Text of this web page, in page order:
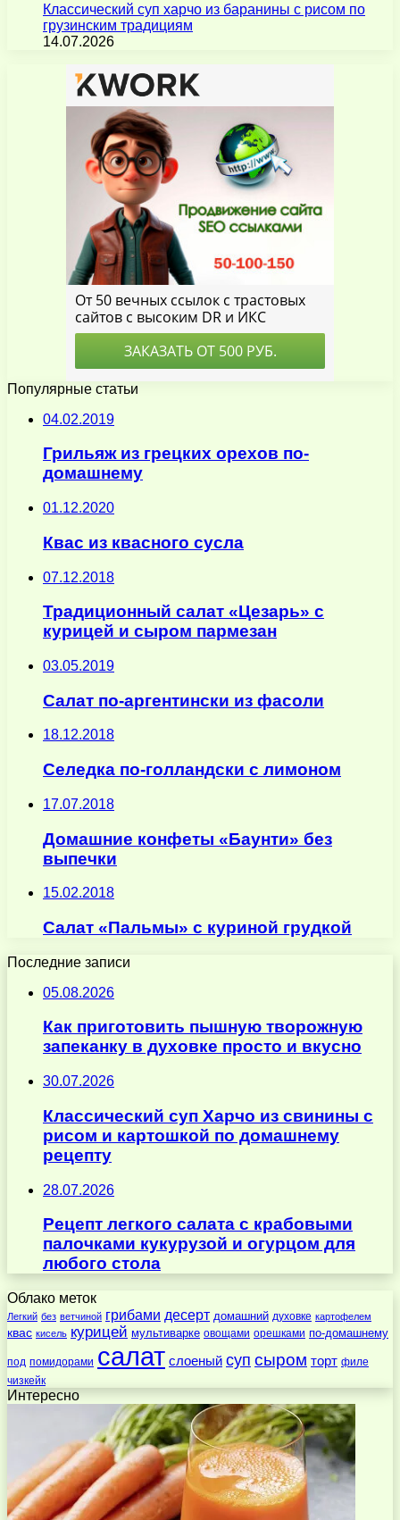
Классический суп харчо из баранины с рисом по
грузинским традициям
14.07.2026
Популярные статьи
04.02.2019
Грильяж из грецких орехов по-
домашнему
01.12.2020
Квас из квасного сусла
07.12.2018
Традиционный салат «Цезарь» с
курицей и сыром пармезан
03.05.2019
Салат по-аргентински из фасоли
18.12.2018
Селедка по-голландски с лимоном
17.07.2018
Домашние конфеты «Баунти» без
выпечки
15.02.2018
Салат «Пальмы» с куриной грудкой
Последние записи
05.08.2026
Как приготовить пышную творожную
запеканку в духовке просто и вкусно
30.07.2026
Классический суп Харчо из свинины с
рисом и картошкой по домашнему
рецепту
28.07.2026
Рецепт легкого салата с крабовыми
палочками кукурузой и огурцом для
любого стола
Облако меток
Легкий без ветчиной грибами десерт домашний духовке картофелем
квас кисель курицей мультиварке овощами орешками по-домашнему
под помидорами салат слоеный суп сыром торт филе
чизкейк
Интересно